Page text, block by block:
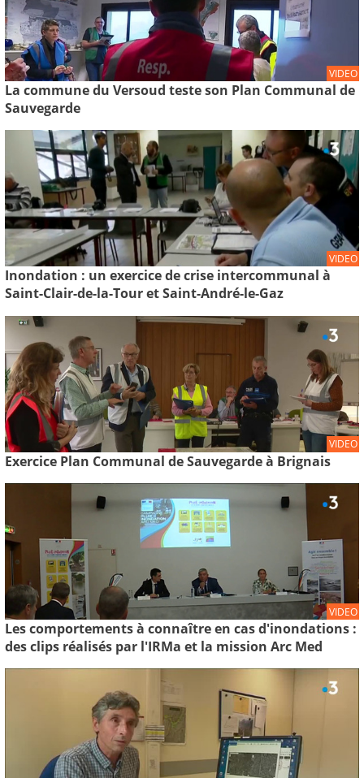
VIDEO
La commune du Versoud teste son Plan Communal de
Sauvegarde
VIDEO
Inondation : un exercice de crise intercommunal à
Saint-Clair-de-la-Tour et Saint-André-le-Gaz
VIDEO
Exercice Plan Communal de Sauvegarde à Brignais
VIDEO
Les comportements à connaître en cas d'inondations :
des clips réalisés par l'IRMa et la mission Arc Med